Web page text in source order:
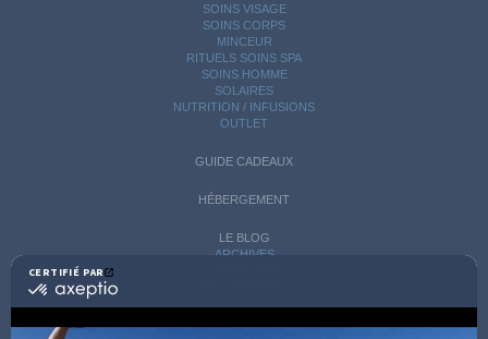
CERTIFIÉ PAR
certifié
SOINS VISAGE
SOINS CORPS
MINCEUR
RITUELS SOINS SPA
SOINS HOMME
SOLAIRES
NUTRITION / INFUSIONS
OUTLET
GUIDE CADEAUX
HÉBERGEMENT
LE BLOG
ARCHIVES
LES COACHS